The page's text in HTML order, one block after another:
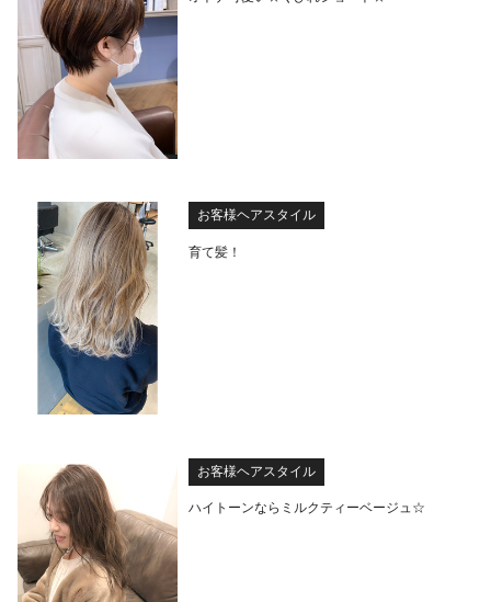
お客様ヘアスタイル
育て髪！
お客様ヘアスタイル
ハイトーンならミルクティーベージュ☆